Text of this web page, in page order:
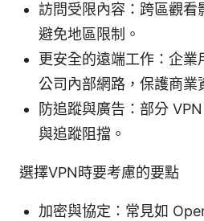
訪問受限內容：跨區觀看
避免地區限制。
更安全的遠端工作：企業
公司內部網路，保護商業
防追蹤與廣告：部分
與追蹤阻擋。
選擇VPN時要考慮的要點
加密與協定：常見如